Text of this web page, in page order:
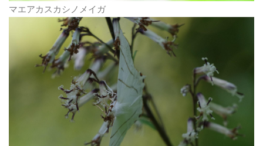
マエアカスカシノメイガ